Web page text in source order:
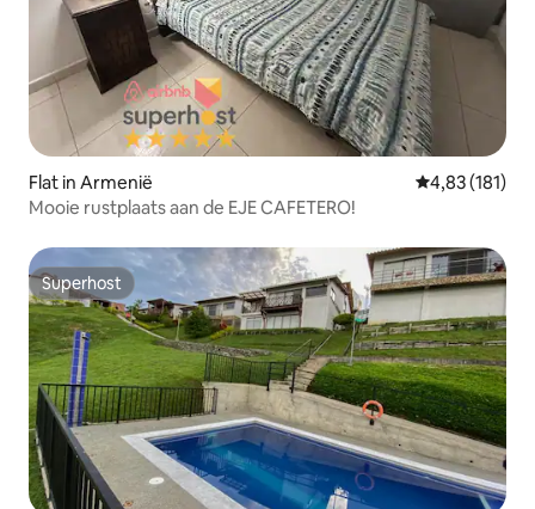
Flat in Armenië Gemiddelde
4,83 (181)
Mooie rustplaats aan de EJE CAFETERO!
Superhost
Superhost